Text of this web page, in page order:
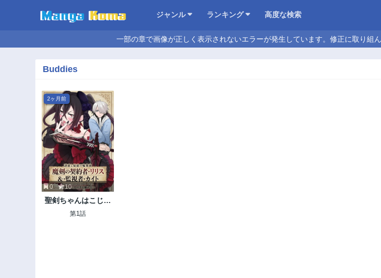
ジャンル ランキング 高度な検索
一部の章で画像が正しく表示されないエラーが発生しています。修正に取り組
Buddies
2ヶ月前
0 10
聖剣ちゃんはこじら
せている
第1話